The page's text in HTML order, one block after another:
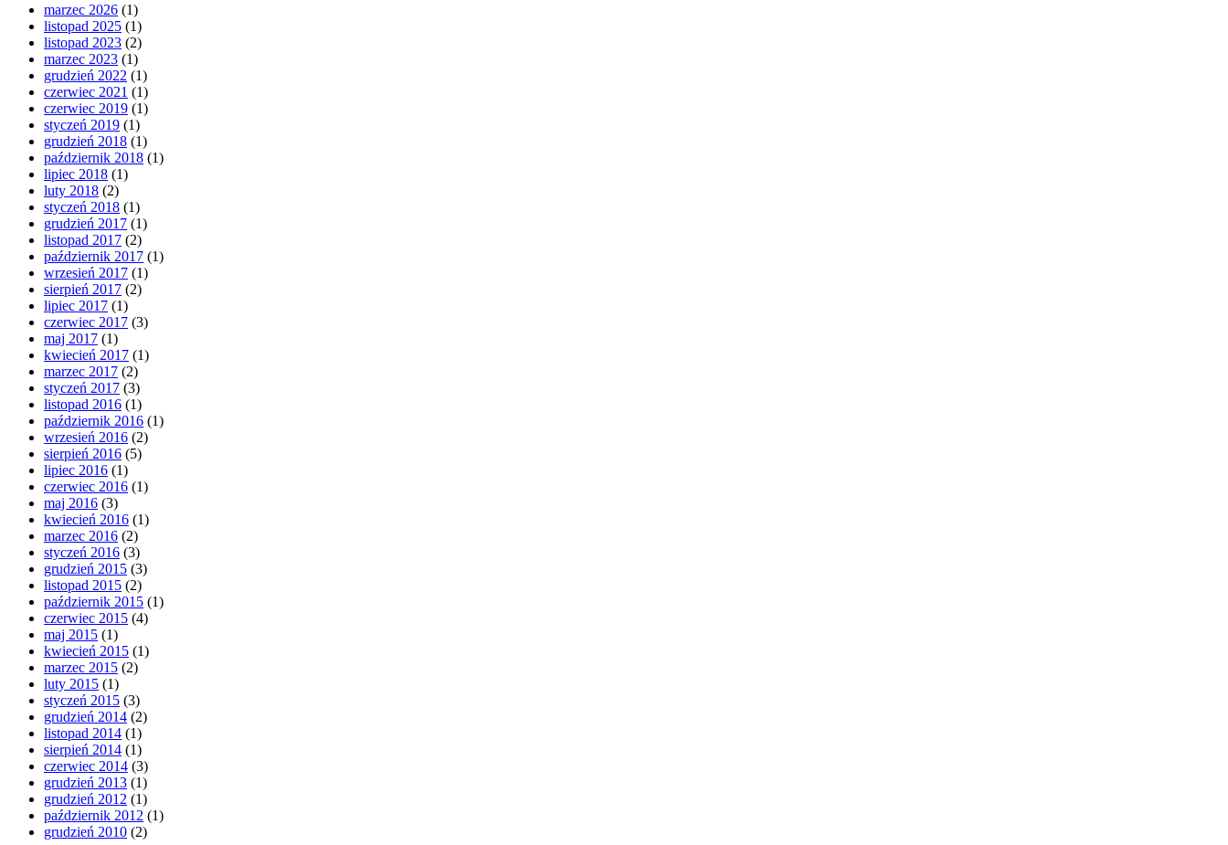
marzec 2026 (1)
listopad 2025 (1)
listopad 2023 (2)
marzec 2023 (1)
grudzień 2022 (1)
czerwiec 2021 (1)
czerwiec 2019 (1)
styczeń 2019 (1)
grudzień 2018 (1)
październik 2018 (1)
lipiec 2018 (1)
luty 2018 (2)
styczeń 2018 (1)
grudzień 2017 (1)
listopad 2017 (2)
październik 2017 (1)
wrzesień 2017 (1)
sierpień 2017 (2)
lipiec 2017 (1)
czerwiec 2017 (3)
maj 2017 (1)
kwiecień 2017 (1)
marzec 2017 (2)
styczeń 2017 (3)
listopad 2016 (1)
październik 2016 (1)
wrzesień 2016 (2)
sierpień 2016 (5)
lipiec 2016 (1)
czerwiec 2016 (1)
maj 2016 (3)
kwiecień 2016 (1)
marzec 2016 (2)
styczeń 2016 (3)
grudzień 2015 (3)
listopad 2015 (2)
październik 2015 (1)
czerwiec 2015 (4)
maj 2015 (1)
kwiecień 2015 (1)
marzec 2015 (2)
luty 2015 (1)
styczeń 2015 (3)
grudzień 2014 (2)
listopad 2014 (1)
sierpień 2014 (1)
czerwiec 2014 (3)
grudzień 2013 (1)
grudzień 2012 (1)
październik 2012 (1)
grudzień 2010 (2)